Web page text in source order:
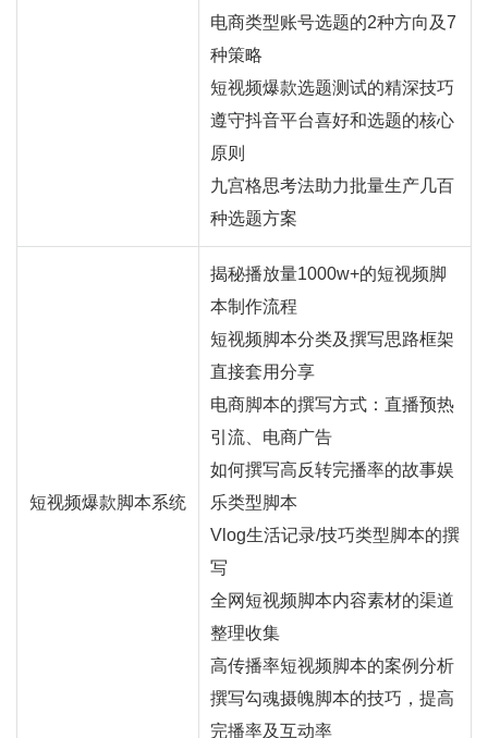
电商类型账号选题的2种方向及7
种策略
短视频爆款选题测试的精深技巧
遵守抖音平台喜好和选题的核心
原则
九宫格思考法助力批量生产几百
种选题方案
短视频爆款脚本系统
揭秘播放量1000w+的短视频脚
本制作流程
短视频脚本分类及撰写思路框架
直接套用分享
电商脚本的撰写方式： 直播预热
引流、电商广告
如何撰写高反转完播率的故事娱
乐类型脚本
Vlog生活记录/技巧类型脚本的撰
写
全网短视频脚本内容素材的渠道
整理收集
高传播率短视频脚本的案例分析
撰写勾魂摄魄脚本的技巧，提高
完播率及互动率